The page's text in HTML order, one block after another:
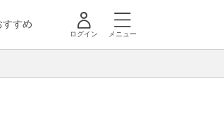
すすめ
ログイン メニュー